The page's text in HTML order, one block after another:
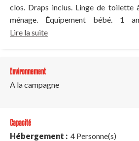
clos. Draps inclus. Linge de toilette
ménage. Équipement bébé. 1
Lire la suite
Environnement
A la campagne
Capacité
Hébergement : 4 Personne(s)